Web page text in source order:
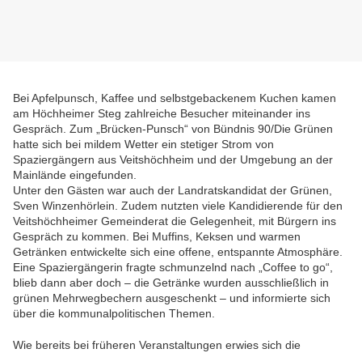
Bei Apfelpunsch, Kaffee und selbstgebackenem Kuchen kamen
am Höchheimer Steg zahlreiche Besucher miteinander ins
Gespräch. Zum „Brücken-Punsch“ von Bündnis 90/Die Grünen
hatte sich bei mildem Wetter ein stetiger Strom von
Spaziergängern aus Veitshöchheim und der Umgebung an der
Mainlände eingefunden.
Unter den Gästen war auch der Landratskandidat der Grünen,
Sven Winzenhörlein. Zudem nutzten viele Kandidierende für den
Veitshöchheimer Gemeinderat die Gelegenheit, mit Bürgern ins
Gespräch zu kommen. Bei Muffins, Keksen und warmen
Getränken entwickelte sich eine offene, entspannte Atmosphäre.
Eine Spaziergängerin fragte schmunzelnd nach „Coffee to go“,
blieb dann aber doch – die Getränke wurden ausschließlich in
grünen Mehrwegbechern ausgeschenkt – und informierte sich
über die kommunalpolitischen Themen.
Wie bereits bei früheren Veranstaltungen erwies sich die